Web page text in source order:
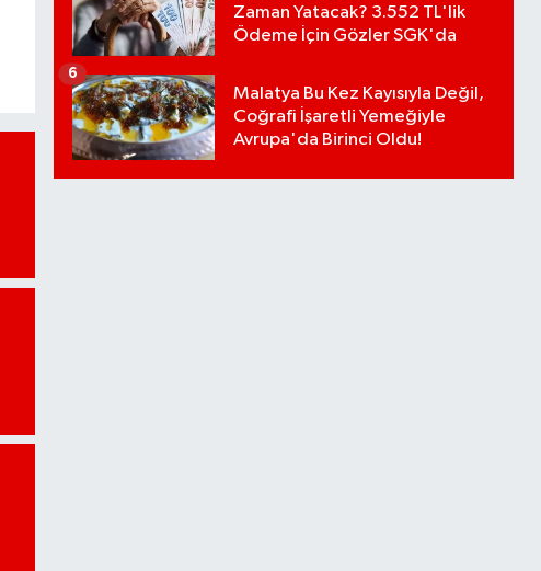
Zaman Yatacak? 3.552 TL'lik
Ödeme İçin Gözler SGK'da
Malatya Bu Kez Kayısıyla Değil,
Coğrafi İşaretli Yemeğiyle
Avrupa'da Birinci Oldu!
6